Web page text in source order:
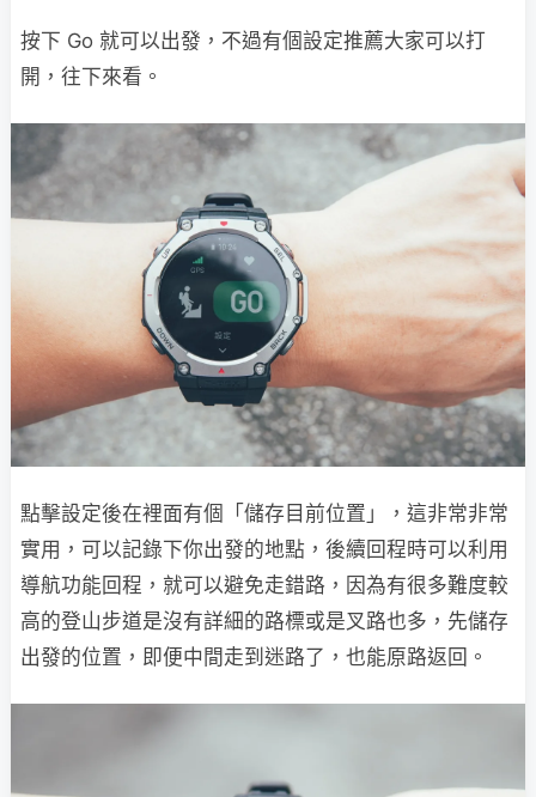
按下 Go 就可以出發，不過有個設定推薦大家可以打
開，往下來看。
點擊設定後在裡面有個「儲存目前位置」，這非常非常
實用，可以記錄下你出發的地點，後續回程時可以利用
導航功能回程，就可以避免走錯路，因為有很多難度較
高的登山步道是沒有詳細的路標或是叉路也多，先儲存
出發的位置，即便中間走到迷路了，也能原路返回。